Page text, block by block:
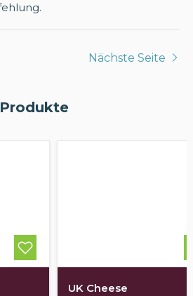
Nächste Seite
UK Cheese